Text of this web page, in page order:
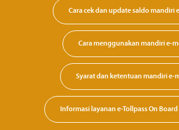
Cara cek dan update saldo mandiri
Cara menggunakan mandiri e-
Syarat dan ketentuan mandiri e-
Informasi layanan e-Tollpass On